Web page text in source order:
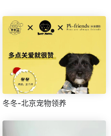
冬冬-北京宠物领养